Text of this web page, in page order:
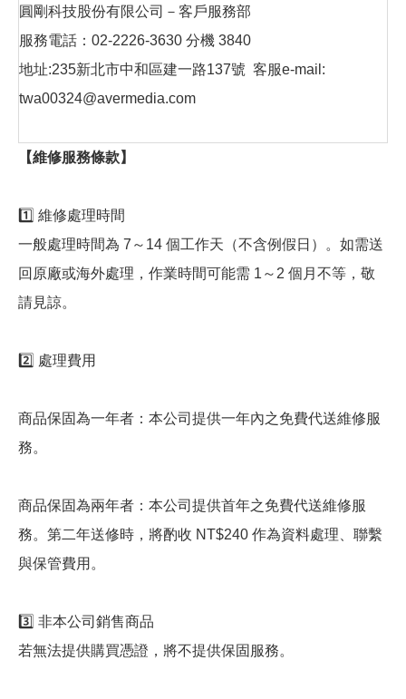
圓剛科技股份有限公司－客戶服務部
服務電話：02-2226-3630 分機 3840
地址:235新北市中和區建一路137號 客服e-mail:
twa00324@avermedia.com
【維修服務條款】
1️⃣ 維修處理時間
一般處理時間為 7～14 個工作天（不含例假日）。如需送
回原廠或海外處理，作業時間可能需 1～2 個月不等，敬
請見諒。
2️⃣ 處理費用
商品保固為一年者：本公司提供一年內之免費代送維修服
務。
商品保固為兩年者：本公司提供首年之免費代送維修服
務。第二年送修時，將酌收 NT$240 作為資料處理、聯繫
與保管費用。
3️⃣ 非本公司銷售商品
若無法提供購買憑證，將不提供保固服務。